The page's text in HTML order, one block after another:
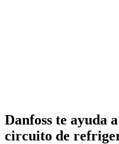
Danfoss te ayuda
circuito de